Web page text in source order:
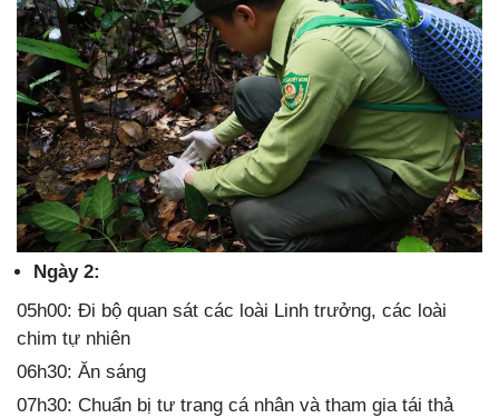
Ngày 2:
05h00: Đi bộ quan sát các loài Linh trưởng, các loài
chim tự nhiên
06h30: Ăn sáng
07h30: Chuẩn bị tư trang cá nhân và tham gia tái thả